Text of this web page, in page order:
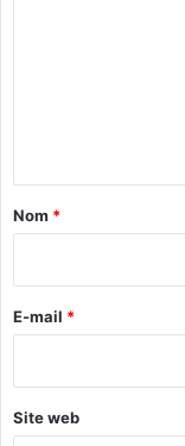
e
t
e
r
o
r
s
m
e
a
e
Nom *
E-mail *
Site web